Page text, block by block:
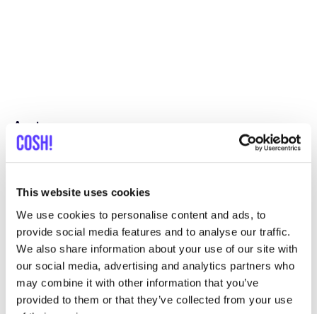
This website uses cookies
We use cookies to personalise content and ads, to
provide social media features and to analyse our traffic.
We also share information about your use of our site with
our social media, advertising and analytics partners who
may combine it with other information that you’ve
provided to them or that they’ve collected from your use
Autres marques
C
Revolution
Vêtements Hauts et t-shirts 3+